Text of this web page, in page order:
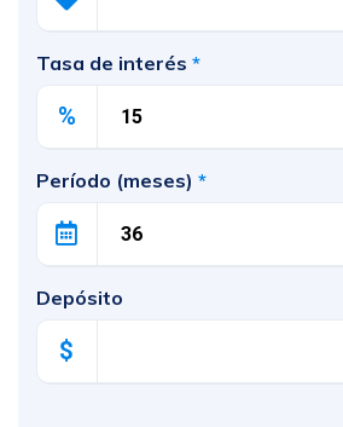
Tasa de interés *
%
Período (meses) *
Depósito
$